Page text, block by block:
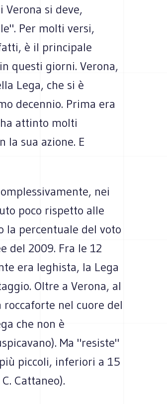
Verona si deve,
Per molti versi,
è il principale
questi giorni. Verona,
Lega, che si è
decennio. Prima era
attinto molti
la sua azione. E
nei
poco rispetto alle
la percentuale del voto
del 2009. Fra le 12
era leghista, la Lega
Oltre a Verona, al
nel cuore del
che non è
Ma "resiste"
piccoli, inferiori a 15
Cattaneo).